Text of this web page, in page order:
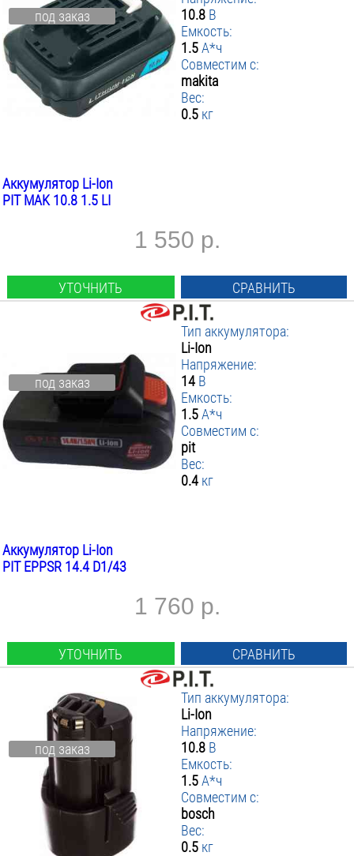
под заказ
10.8 В
Емкость:
1.5А*ч
Совместим с:
makita
Вес:
0.5 кг
Аккумулятор Li-Ion
PIT MAK 10.8 1.5 LI
1 550 р.
УТОЧНИТЬ СРАВНИТЬ
под заказ
Тип аккумулятора:
Li-Ion
Напряжение:
14 В
Емкость:
1.5А*ч
Совместим с:
pit
Вес:
0.4 кг
Аккумулятор Li-Ion
PIT EPPSR 14.4 D1/43
1 760 р.
УТОЧНИТЬ СРАВНИТЬ
под заказ
Тип аккумулятора:
Li-Ion
Напряжение:
10.8 В
Емкость:
1.5А*ч
Совместим с:
bosch
Вес:
0.5 кг